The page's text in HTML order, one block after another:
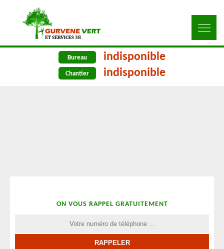
Bureau indisponible
Chantier indisponible
ON VOUS RAPPEL GRATUITEMENT